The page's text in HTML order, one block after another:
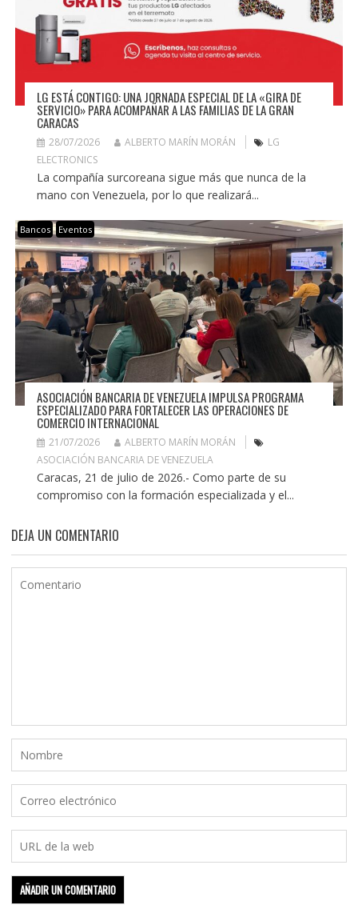
LG ESTÁ CONTIGO: UNA JORNADA ESPECIAL DE LA «GIRA DE
SERVICIO» PARA ACOMPAÑAR A LAS FAMILIAS DE LA GRAN
CARACAS
28/07/2026 ALBERTO MARÍN MORÁN
LG
ELECTRONICS
La compañía surcoreana sigue más que nunca de la
mano con Venezuela, por lo que realizará...
Bancos Eventos
ASOCIACIÓN BANCARIA DE VENEZUELA IMPULSA PROGRAMA
ESPECIALIZADO PARA FORTALECER LAS OPERACIONES DE
COMERCIO INTERNACIONAL
21/07/2026
ALBERTO MARÍN MORÁN
ASOCIACIÓN BANCARIA DE VENEZUELA
Caracas, 21 de julio de 2026.- Como parte de su
compromiso con la formación especializada y el...
DEJA UN COMENTARIO